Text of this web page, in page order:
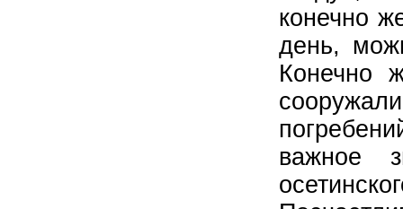
конечно
день,
Конечно
важное